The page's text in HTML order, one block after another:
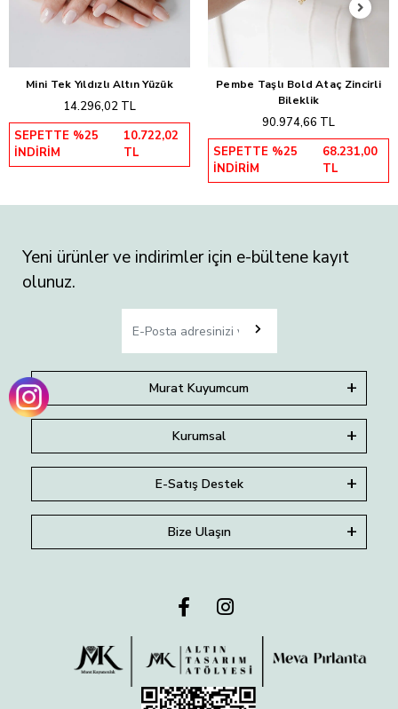
Sepete Ekle
Mini Tek Yıldızlı Altın Yüzük
14.296,02 TL
SEPETTE %25
İNDİRİM
10.722,02
TL
Sepete Ekle
Pembe Taşlı Bold Ataç Zincirli
Bileklik
90.974,66 TL
SEPETTE %25
İNDİRİM
68.231,00
TL
Yeni ürünler ve indirimler için e-bültene kayıt
olunuz.
Murat Kuyumcum
Kurumsal
E-Satış Destek
Bize Ulaşın